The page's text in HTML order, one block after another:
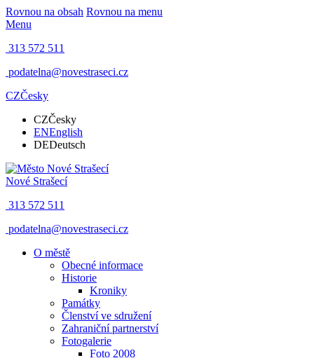
Rovnou na obsah Rovnou na menu
Menu
313 572 511
podatelna@novestraseci.cz
CZČesky
CZČesky
ENEnglish
DEDeutsch
Nové Strašecí
313 572 511
podatelna@novestraseci.cz
O městě
Obecné informace
Historie
Kroniky
Památky
Členství ve sdružení
Zahraniční partnerství
Fotogalerie
Foto 2008